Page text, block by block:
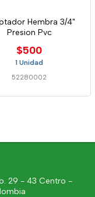
Hembra 3/4"
Presion Pvc
$500
1 Unidad
52280002
29 - 43 Centro -